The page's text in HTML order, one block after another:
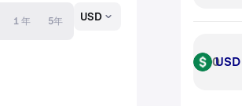
1 年 5年 USD
USD USD